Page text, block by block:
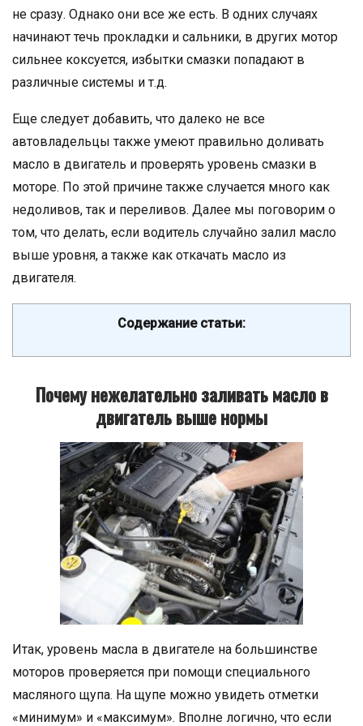
не сразу. Однако они все же есть. В одних случаях
начинают течь прокладки и сальники, в других мотор
сильнее коксуется, избытки смазки попадают в
различные системы и т.д.
Еще следует добавить, что далеко не все
автовладельцы также умеют правильно доливать
масло в двигатель и проверять уровень смазки в
моторе. По этой причине также случается много как
недоливов, так и переливов. Далее мы поговорим о
том, что делать, если водитель случайно залил масло
выше уровня, а также как откачать масло из
двигателя.
Содержание статьи:
Почему нежелательно заливать масло в
двигатель выше нормы
Итак, уровень масла в двигателе на большинстве
моторов проверяется при помощи специального
масляного щупа. На щупе можно увидеть отметки
«минимум» и «максимум». Вполне логично, что если